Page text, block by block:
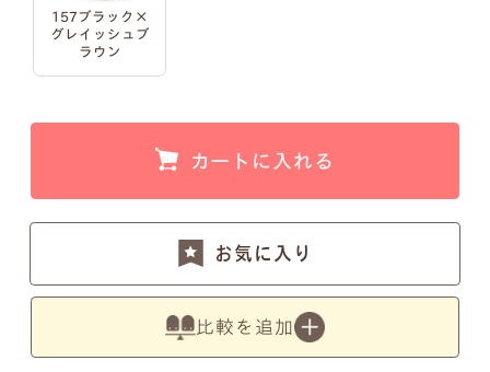
157ブラック×
グレイッシュブ
ラウン
カートに入れる
お気に入り
比較を追加
例5）苗字を略称 筆記体
小文字のg、y、jなどの文字が入ると下のラインが変